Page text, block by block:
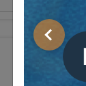
Önceki